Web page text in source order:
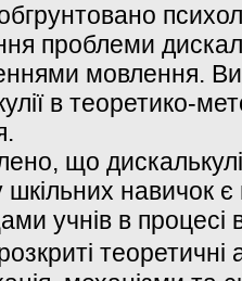
проблеми
мовлення.
в теоретико-
що
шкільних навичок
учнів в процесі